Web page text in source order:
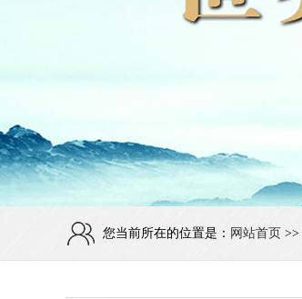
您当前所在的位置是： 网站首页 >>